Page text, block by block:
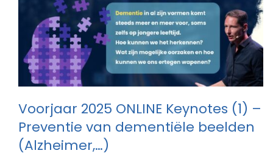
Voorjaar 2025 ONLINE Keynotes (1) –
Preventie van dementiële beelden
(Alzheimer,…)